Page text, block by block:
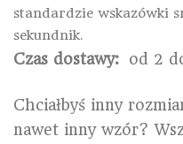
standardzie wskazówki
sekundnik.
Czas dostawy: od 2
Chciałbyś inny
nawet inny wzór?